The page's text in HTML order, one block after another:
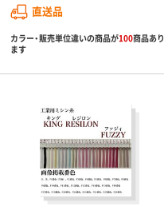
直送品
カラー・販売単位違いの商品が100商品あり
ます